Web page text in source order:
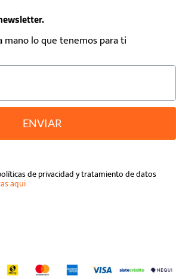
lo que tenemos para ti
ENVIAR
de privacidad y tratamiento de datos